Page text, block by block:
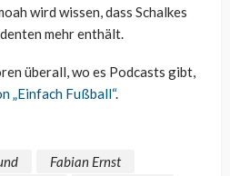
wird wissen, dass Schalkes
mehr enthält.
überall, wo es Podcasts gibt,
„Einfach Fußball“.
Fabian Ernst